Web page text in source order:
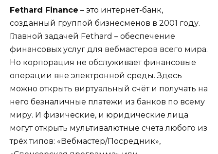
Fethard Finance – это интернет-банк,
созданный группой бизнесменов в 2001 году.
Главной задачей Fethard – обеспечение
финансовых услуг для вебмастеров всего мира.
Но корпорация не обслуживает финансовые
операции вне электронной среды. Здесь
можно открыть виртуальный счёт и получать на
него безналичные платежи из банков по всему
миру. И физические, и юридические лица
могут открыть мультивалютные счета любого из
трёх типов: «Вебмастер/Посредник»,